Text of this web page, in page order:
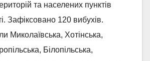
та населених пунктів
Зафіксовано 120 вибухів.
Миколаївська, Хотінська,
Білопільська,